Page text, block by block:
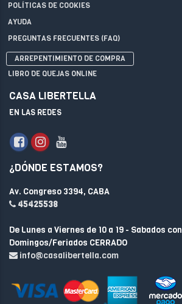
POLÍTICAS DE COOKIES
AYUDA
PREGUNTAS FRECUENTES (FAQ)
ARREPENTIMIENTO DE COMPRA
LIBRO DE QUEJAS ONLINE
CASA LIBERTELLA
EN LAS REDES
¿DÓNDE ESTAMOS?
Av. Congreso 3394, CABA
45425538
De Lunes a Viernes de 10 a 19 - Sabados
Domingos/Feriados CERRADO
info@casalibertella.com